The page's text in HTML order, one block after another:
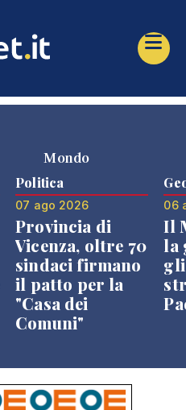
Mondo
Politica
07 ago 2026
Provincia di
Vicenza, oltre 70
sindaci firmano
il patto per la
"Casa dei
Comuni"
06
Il
la